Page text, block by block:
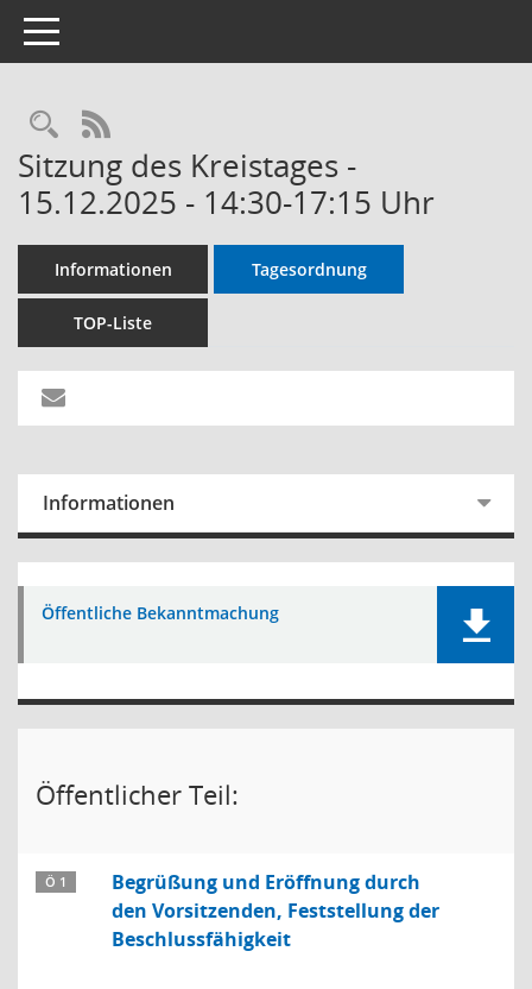
Toggle navigation
RSS-Feed
Sitzung des Kreistages -
15.12.2025 - 14:30-17:15 Uhr
Informationen Tagesordnung
TOP-Liste
Informationen
Öffentliche Bekanntmachung
Öffentlicher Teil:
Ö 1
Begrüßung und Eröffnung durch
den Vorsitzenden, Feststellung der
Beschlussfähigkeit